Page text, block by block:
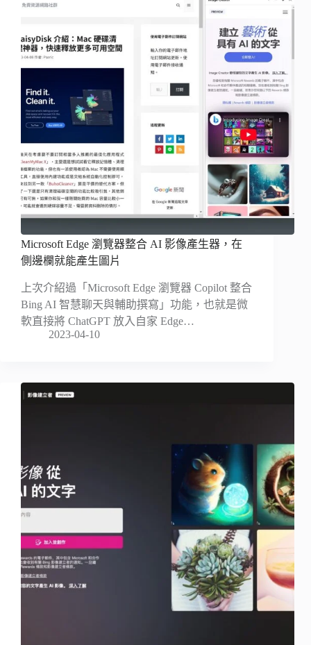
Microsoft Edge 瀏覽器整合 AI 影像產生器，在
側邊欄就能產生圖片
上次介紹過「Microsoft Edge 瀏覽器 Copilot 整合
Bing AI 智慧聊天與輔助撰寫」功能，也就是微
軟直接將 ChatGPT 放入自家 Edge…
2023-04-10